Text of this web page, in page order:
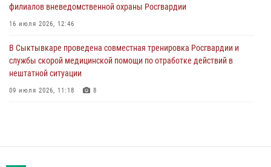
26 июля 2026, 06:48
военнослужащих по призыву в Центре подготовки личного состава
Росгвардии
25 июля 2026, 10:45
филиалов вневедомственной охраны Росгвардии
16 июля 2026, 12:46
В Сыктывкаре проведена совместная тренировка Росгвардии и
службы скорой медицинской помощи по отработке действий в
нештатной ситуации
09 июля 2026, 11:18 8